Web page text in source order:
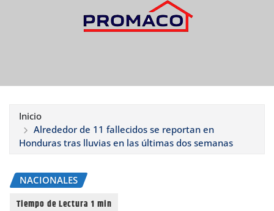
Inicio
Alrededor de 11 fallecidos se reportan en
Honduras tras lluvias en las últimas dos semanas
NACIONALES